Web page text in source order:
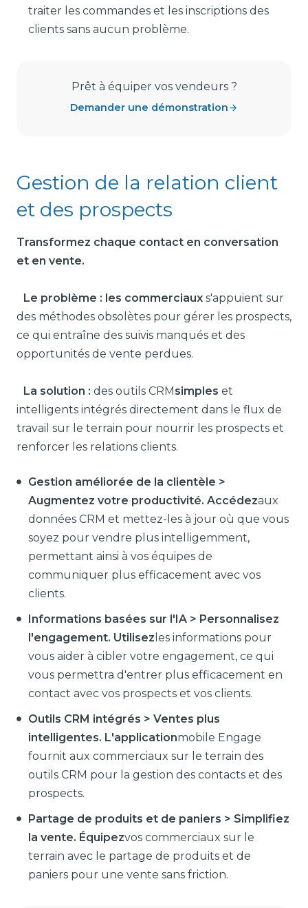
traiter les commandes et les inscriptions des
clients sans aucun problème.
Prêt à équiper vos vendeurs ?
Demander une démonstration
Gestion de la relation client
et des prospects
Transformez chaque contact en conversation
et en vente.
Le problème : les commerciaux s'appuient sur
des méthodes obsolètes pour gérer les prospects,
ce qui entraîne des suivis manqués et des
opportunités de vente perdues.
La solution : des outils CRMsimples et
intelligents intégrés directement dans le flux de
travail sur le terrain pour nourrir les prospects et
renforcer les relations clients.
Gestion améliorée de la clientèle >
Augmentez votre productivité. Accédezaux
données CRM et mettez-les à jour où que vous
soyez pour vendre plus intelligemment,
permettant ainsi à vos équipes de
communiquer plus efficacement avec vos
clients.
Informations basées sur l'IA > Personnalisez
l'engagement. Utilisez les informations pour
vous aider à cibler votre engagement, ce qui
vous permettra d'entrer plus efficacement en
contact avec vos prospects et vos clients.
Outils CRM intégrés > Ventes plus
intelligentes. L'applicationmobile Engage
fournit aux commerciaux sur le terrain des
outils CRM pour la gestion des contacts et des
prospects.
Partage de produits et de paniers > Simplifiez
la vente. Équipezvos commerciaux sur le
terrain avec le partage de produits et de
paniers pour une vente sans friction.